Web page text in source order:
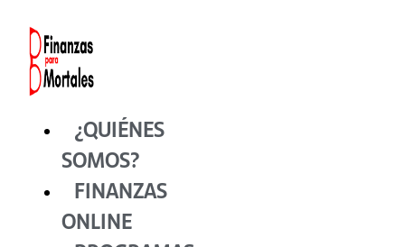
contenido
¿QUIÉNES
SOMOS?
FINANZAS
ONLINE